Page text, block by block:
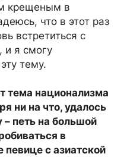
крещеным в
что в этот раз
встретиться с
я смогу
тему.
тема национализма
ни на что, удалось
петь на большой
в
с азиатской